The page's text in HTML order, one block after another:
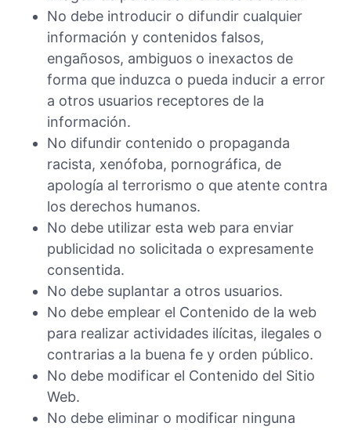
No debe introducir o difundir cualquier
información y contenidos falsos,
engañosos, ambiguos o inexactos de
forma que induzca o pueda inducir a error
a otros usuarios receptores de la
información.
No difundir contenido o propaganda
racista, xenófoba, pornográfica, de
apología al terrorismo o que atente contra
los derechos humanos.
No debe utilizar esta web para enviar
publicidad no solicitada o expresamente
consentida.
No debe suplantar a otros usuarios.
No debe emplear el Contenido de la web
para realizar actividades ilícitas, ilegales o
contrarias a la buena fe y orden público.
No debe modificar el Contenido del Sitio
Web.
No debe eliminar o modificar ninguna